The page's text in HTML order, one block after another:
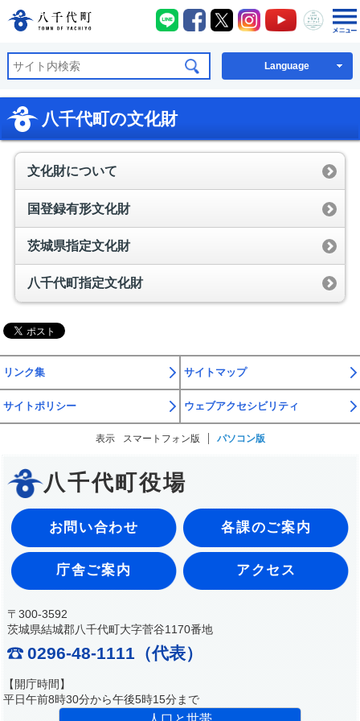
八千代町公式ホームページ
八千代町LINE
八千代町Facebook
八千代町X八千代町Instagram
八千代町
八千
Language
八千代町の文化財
文化財について
国登録有形文化財
茨城県指定文化財
八千代町指定文化財
リンク集 サイトマップ
サイトポリシー ウェブアクセシビリティ
表示 スマートフォン版 パソコン版
八千代町役場
お問い合わせ 各課のご案内
庁舎ご案内 アクセス
〒300-3592
茨城県結城郡八千代町大字菅谷1170番地
0296-48-1111（代表）
【開庁時間】
平日午前8時30分から午後5時15分まで